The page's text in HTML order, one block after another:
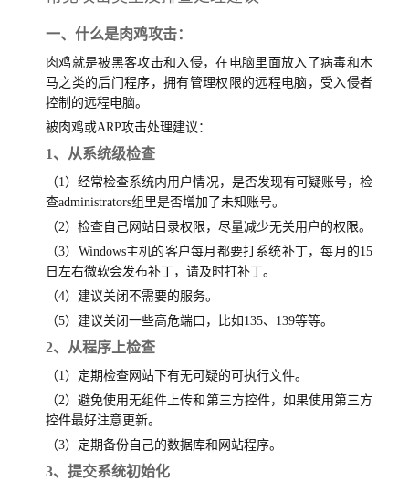
一、什么是肉鸡攻击：
肉鸡就是被黑客攻击和入侵，在电脑里面放入了病毒和木
马之类的后门程序，拥有管理权限的远程电脑，受入侵者
控制的远程电脑。
被肉鸡或ARP攻击处理建议：
1、从系统级检查
（1）经常检查系统内用户情况，是否发现有可疑账号，检
查administrators组里是否增加了未知账号。
（2）检查自己网站目录权限，尽量减少无关用户的权限。
（3）Windows主机的客户每月都要打系统补丁，每月的15
日左右微软会发布补丁，请及时打补丁。
（4）建议关闭不需要的服务。
（5）建议关闭一些高危端口，比如135、139等等。
2、从程序上检查
（1）定期检查网站下有无可疑的可执行文件。
（2）避免使用无组件上传和第三方控件，如果使用第三方
控件最好注意更新。
（3）定期备份自己的数据库和网站程序。
3、提交系统初始化